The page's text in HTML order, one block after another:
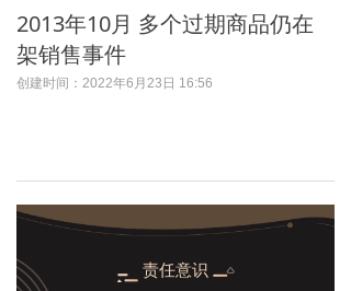
2013年10月 多个过期商品仍在
架销售事件
创建时间： 2022年6月23日 16:56
责任意识